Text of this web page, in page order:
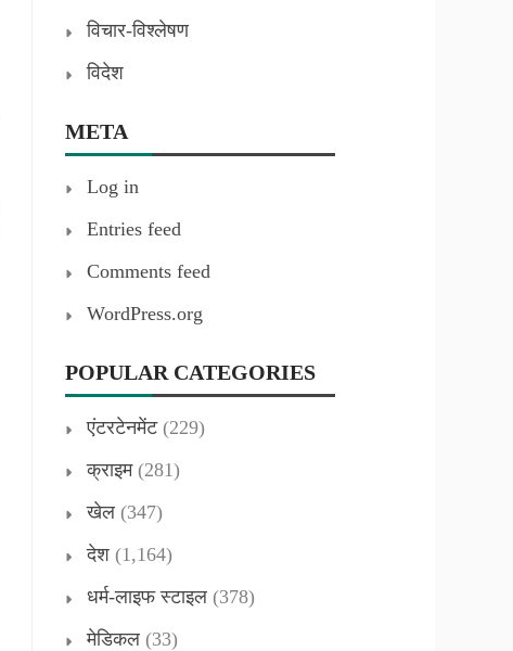
विचार-विश्लेषण
विदेश
META
Log in
Entries feed
Comments feed
WordPress.org
POPULAR CATEGORIES
एंटरटेनमेंट(229)
क्राइम(281)
खेल (347)
देश (1,164)
धर्म-लाइफ स्टाइल (378)
मेडिकल (33)